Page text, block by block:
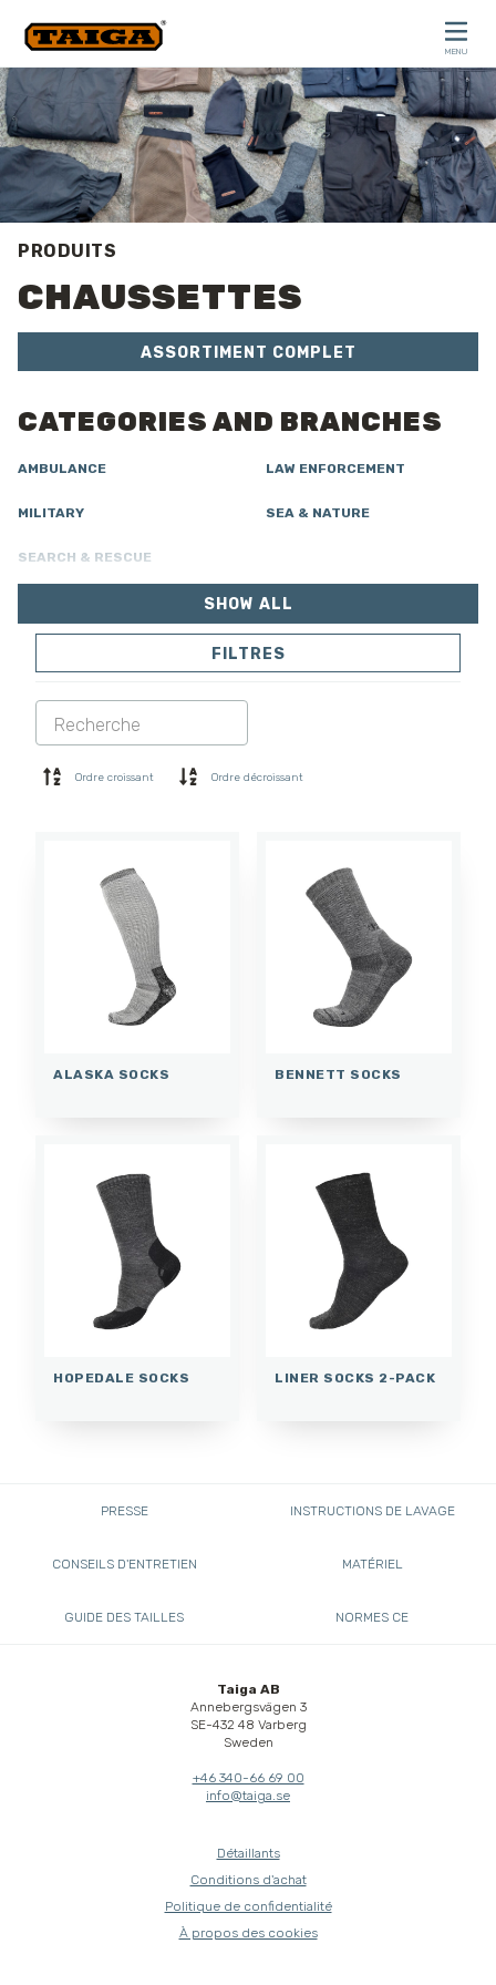
MENU
PRODUITS
CHAUSSETTES
ASSORTIMENT COMPLET
CATEGORIES AND BRANCHES
AMBULANCE LAW ENFORCEMENT
MILITARY SEA & NATURE
SEARCH & RESCUE
PANTALONS
COMBINAISON
SOFTSHELL
CHEMISES
CASQUETTE
CHAUSSETTES ACCESSOIRES
SHOW ALL
FILTRES
Ordre croissant Ordre décroissant
ALASKA SOCKS BENNETT SOCKS
HOPEDALE SOCKS LINER SOCKS 2-PACK
PRESSE INSTRUCTIONS DE LAVAGE
CONSEILS D'ENTRETIEN MATÉRIEL
GUIDE DES TAILLES NORMES CE
Taiga AB
Annebergsvägen 3
SE-432 48 Varberg
Sweden
+46 340-66 69 00
info@taiga.se
Détaillants
Conditions d'achat
Politique de confidentialité
À propos des cookies